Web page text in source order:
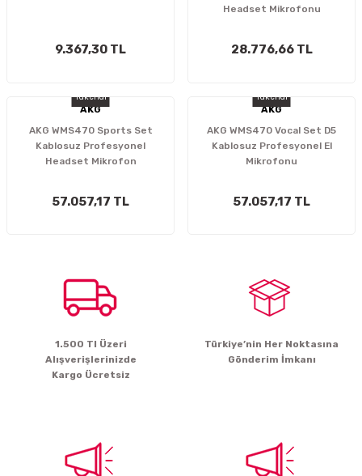
9.367,30 TL
Headset Mikrofonu
28.776,66 TL
Tükendi
AKG
AKG WMS470 Sports Set
Kablosuz Profesyonel
Headset Mikrofon
57.057,17 TL
Tükendi
AKG
AKG WMS470 Vocal Set D5
Kablosuz Profesyonel El
Mikrofonu
57.057,17 TL
1.500 Tl Üzeri
Alışverişlerinizde
Kargo Ücretsiz
Türkiye’nin Her Noktasına
Gönderim İmkanı